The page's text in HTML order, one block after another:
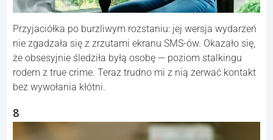
Przyjaciółka po burzliwym rozstaniu: jej wersja wydarzeń
nie zgadzała się z zrzutami ekranu SMS-ów. Okazało się,
że obsesyjnie śledziła byłą osobę — poziom stalkingu
rodem z true crime. Teraz trudno mi z nią zerwać kontakt
bez wywołania kłótni.
8